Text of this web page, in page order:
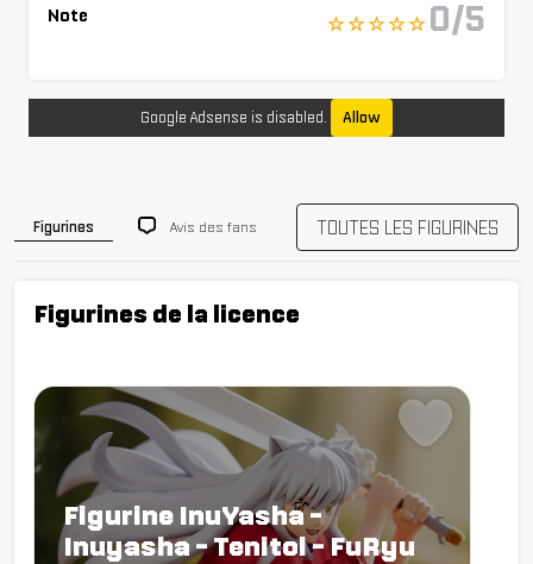
Note ☆ ☆ ☆ ☆ ☆ 0/5
Google Adsense is disabled. Allow
Figurines Avis des fans TOUTES LES FIGURINES
Figurines de la licence
Figurine InuYasha -
Inuyasha - Tenitol - FuRyu